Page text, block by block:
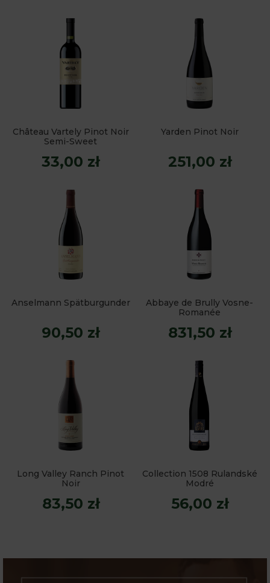
Château Vartely Pinot Noir
Semi-Sweet
33,00 zł
Yarden Pinot Noir
251,00 zł
Anselmann Spätburgunder
90,50 zł
Abbaye de Brully Vosne-
Romanée
831,50 zł
Long Valley Ranch Pinot
Noir
83,50 zł
Collection 1508 Rulandské
Modré
56,00 zł